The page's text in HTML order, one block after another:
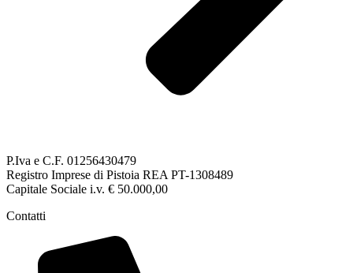
P.Iva e C.F. 01256430479
Registro Imprese di Pistoia REA PT-1308489
Capitale Sociale i.v. € 50.000,00
Contatti